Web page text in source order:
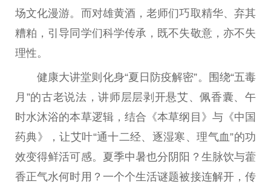
场文化漫游。而对雄黄酒，老师们巧取精华、弃其
糟粕，引导同学们科学传承，既不失敬意，亦不失
理性。
健康大讲堂则化身“夏日防疫解密”。围绕“五毒
月”的古老说法，讲师层层剥开悬艾、佩香囊、午
时水沐浴的本草逻辑，结合《本草纲目》与《中国
药典》，让艾叶“通十二经、逐湿寒、理气血”的功
效变得鲜活可感。夏季中暑也分阴阳？生脉饮与藿
香正气水何时用？一个个生活谜题被接连解开，传